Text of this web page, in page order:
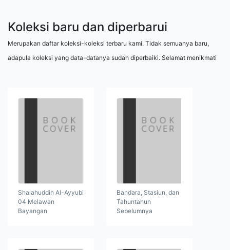
Koleksi baru dan diperbarui
Merupakan daftar koleksi-koleksi terbaru kami. Tidak semuanya baru,
adapula koleksi yang data-datanya sudah diperbaiki. Selamat menikmati
Shalahuddin Al-Ayyubi
04 Melawan
Bayangan
Bandara, Stasiun, dan
Tahuntahun
Sebelumnya